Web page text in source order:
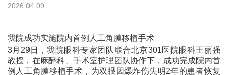
2026.04.09
我院成功实施院内首例人工角膜移植手术
3月29日，我院眼科专家团队联合北京301医院眼科王丽强
教授，在麻醉科、手术室护理团队协作下，成功完成院内首
例人工角膜移植手术，为双眼因爆炸伤失明2年的患者恢复